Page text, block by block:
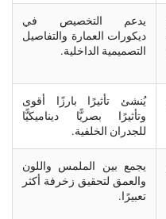
يدعم التخصيص في
ديكورات العمارة والتفاصيل
التصميمية الداخلية.
يُنشئ تأثيرًا بارزًا أقوى
وتأثيرًا بصريًّا ديناميكيًّا
للجدران الخلفية.
يجمع بين الملمس واللون
والعمق لتحقيق زخرفة أكثر
تعبيرًا.